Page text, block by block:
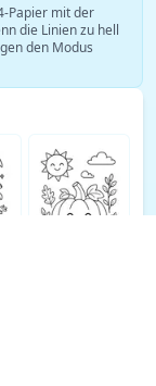
Papier mit der
die Linien zu hell
den Modus